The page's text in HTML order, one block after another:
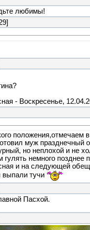
любимы!
- Воскресенье,
положения,отмечаем
муж празднечный
но неплохой и не
немного
и на следующей
выпали тучи
Пасхой.